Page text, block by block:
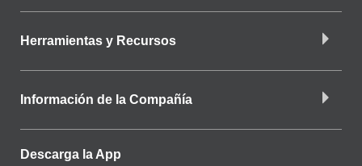
Herramientas y Recursos
Información de la Compañía
Descarga la App